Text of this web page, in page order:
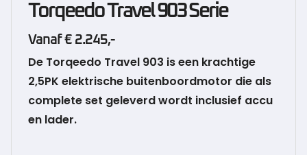
Torqeedo Travel 903 Serie
Vanaf € 2.245,-
De Torqeedo Travel 903 is een krachtige
2,5PK elektrische buitenboordmotor die als
complete set geleverd wordt inclusief accu
en lader.